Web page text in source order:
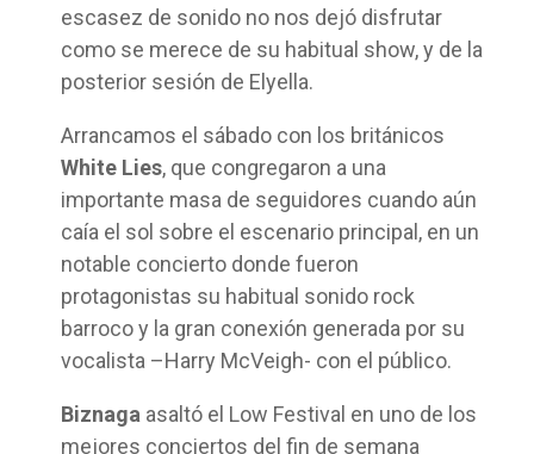
escasez de sonido no nos dejó disfrutar
como se merece de su habitual show, y de la
posterior sesión de Elyella.
Arrancamos el sábado con los británicos
White Lies, que congregaron a una
importante masa de seguidores cuando aún
caía el sol sobre el escenario principal, en un
notable concierto donde fueron
protagonistas su habitual sonido rock
barroco y la gran conexión generada por su
vocalista –Harry McVeigh- con el público.
Biznaga asaltó el Low Festival en uno de los
mejores conciertos del fin de semana